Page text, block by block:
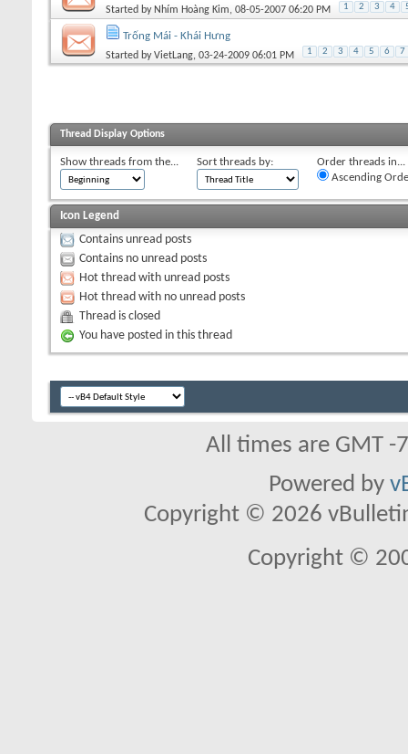
Started by Nhím Hoàng Kim, 08-05-2007 06:20 PM 1 2 3 4
Trống Mái - Khái Hưng
Started byVietLang, 03-24-2009 06:01 PM 1 2 3 4 5 6 7
Thread Display Options
Show threads from the... Sort threads by:
Order threads in...
Ascending
Icon Legend
Contains unread posts
Contains no unread posts
Hot thread with unread posts
Hot thread with no unread posts
Thread is closed
You have posted in this thread
All times are GMT
Powered by
Copyright © 2026
Copyright ©